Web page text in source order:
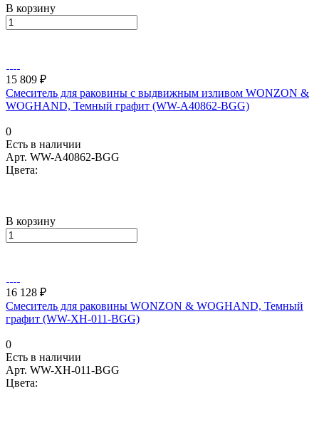
В корзину
15 809 ₽
Смеситель для раковины с выдвижным изливом WONZON &
WOGHAND, Темный графит (WW-A40862-BGG)
0
Есть в наличии
Арт. WW-A40862-BGG
Цвета:
В корзину
16 128 ₽
Смеситель для раковины WONZON & WOGHAND, Темный
графит (WW-XH-011-BGG)
0
Есть в наличии
Арт. WW-XH-011-BGG
Цвета: